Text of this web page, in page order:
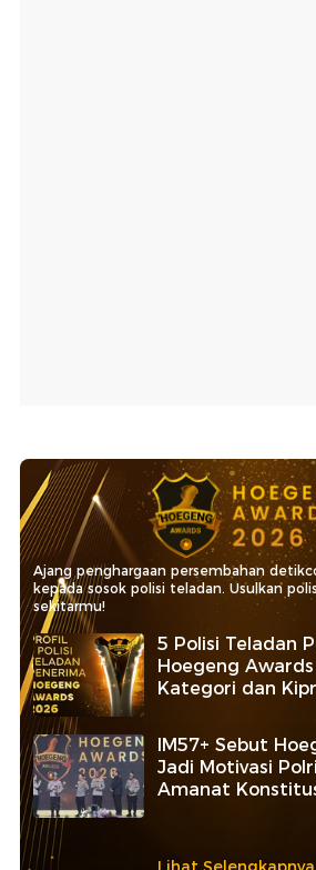
Ajang penghargaan persembahan
kepada sosok polisi teladan. Usulkan
sekitarmu!
5 Polisi Teladan
Hoegeng Awards
Kategori dan
IM57+ Sebut
Jadi Motivasi
Amanat